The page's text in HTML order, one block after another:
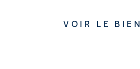
VOIR LE BIEN